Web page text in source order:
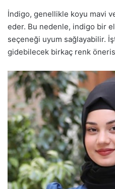
İndigo, genellikle koyu mavi
eder. Bu nedenle, indigo bir
seçeneği uyum sağlayabilir.
gidebilecek birkaç renk